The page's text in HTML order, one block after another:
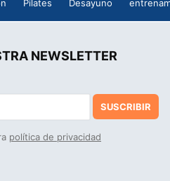
Pilates Desayuno
NEWSLETTER
SUSCRIBIR
política de privacidad